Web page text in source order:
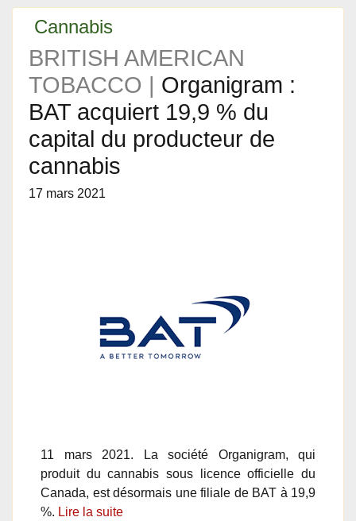
Cannabis
BRITISH AMERICAN
TOBACCO | Organigram :
BAT acquiert 19,9 % du
capital du producteur de
cannabis
17 mars 2021
11 mars 2021. La société Organigram, qui
produit du cannabis sous licence officielle du
Canada, est désormais une filiale de BAT à 19,9
%. Lire la suite